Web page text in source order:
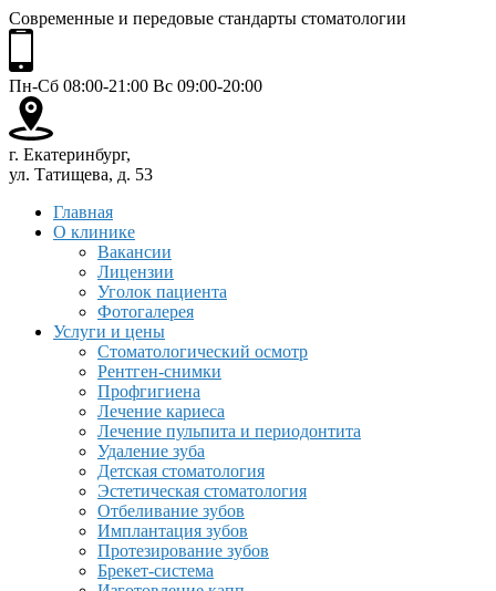
Современные и передовые стандарты стоматологии
Пн-Сб 08:00-21:00 Вс 09:00-20:00
г. Екатеринбург,
ул. Татищева, д. 53
Главная
О клинике
Вакансии
Лицензии
Уголок пациента
Фотогалерея
Услуги и цены
Стоматологический осмотр
Рентген-снимки
Профгигиена
Лечение кариеса
Лечение пульпита и периодонтита
Удаление зуба
Детская стоматология
Эстетическая стоматология
Отбеливание зубов
Имплантация зубов
Протезирование зубов
Брекет-система